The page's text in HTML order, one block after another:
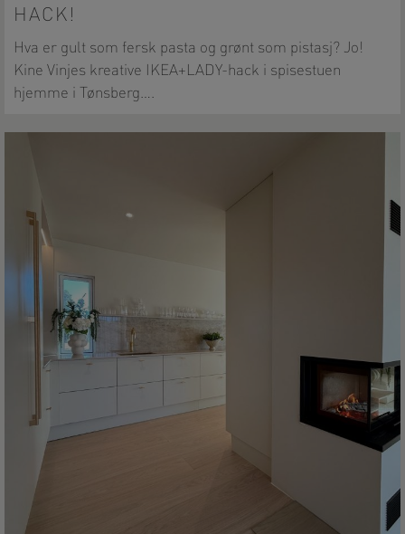
HACK!
Hva er gult som fersk pasta og grønt som pistasj? Jo!
Kine Vinjes kreative IKEA+LADY-hack i spisestuen
hjemme i Tønsberg….